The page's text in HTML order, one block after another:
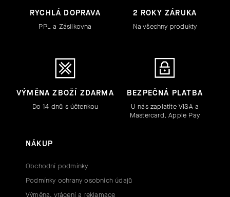
RYCHLÁ DOPRAVA
PPL a Zásilkovna
2 ROKY ZÁRUKA
Na všechny produkty
VÝMĚNA ZBOŽÍ ZDARMA
Do 14 dnů s účtenkou
BEZPEČNÁ PLATBA
U nás zaplatíte VISA a
Mastercard, Apple Pay
NÁKUP
Obchodní podmínky
Podmínky ochrany osobních údajů
Výměna, vrácení a reklamace